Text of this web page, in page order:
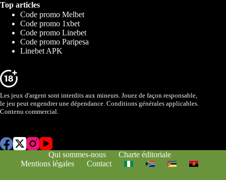
Top articles
Code promo Melbet
Code promo 1xbet
Code promo Linebet
Code promo Paripesa
Linebet APK
Les jeux d'argent sont interdits aux mineurs. Jouez de façon responsable,
le jeu peut engendrer une dépendance. Conditions générales applicables.
Contenu commercial.
Qui sommes-nous
Charte éditoriale
Mentions légales
Contact